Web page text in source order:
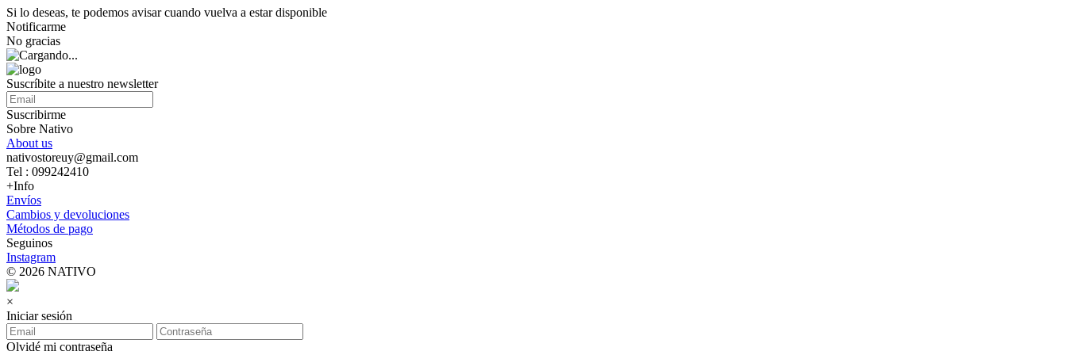
Si lo deseas, te podemos avisar cuando vuelva a estar disponible
Notificarme
No gracias
Suscríbite a nuestro newsletter
Suscribirme
Sobre Nativo
About us
nativostoreuy@gmail.com
Tel : 099242410
+Info
Envíos
Cambios y devoluciones
Métodos de pago
Seguinos
Instagram
© 2026 NATIVO
×
Iniciar sesión
Olvidé mi contraseña